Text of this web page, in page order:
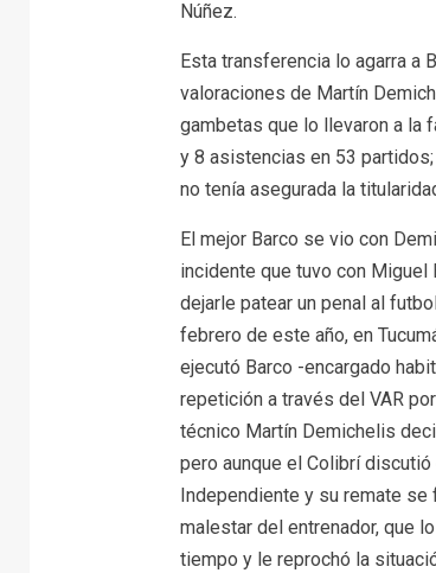
Núñez.
Esta transferencia lo agarra a
valoraciones de Martín
gambetas que lo llevaron a la
y 8 asistencias en 53
no tenía asegurada la
El mejor Barco se vio con
incidente que tuvo con Miguel
dejarle patear un penal al
febrero de este año, en
ejecutó Barco -encargado
repetición a través del VAR
técnico Martín Demichelis
pero aunque el Colibrí
Independiente y su remate se
malestar del entrenador, que
tiempo y le reprochó la